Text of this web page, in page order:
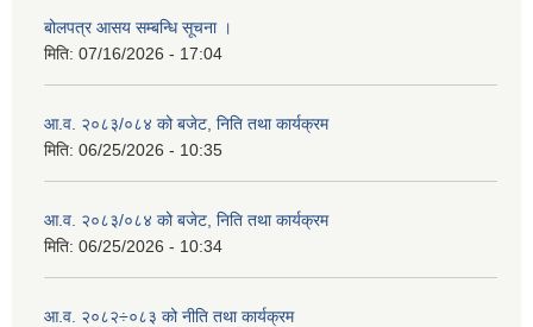
बोलपत्र आसय सम्बन्धि सूचना ।
मिति: 07/16/2026 - 17:04
आ.व. २०८३/०८४ को बजेट, निति तथा कार्यक्रम
मिति: 06/25/2026 - 10:35
आ.व. २०८३/०८४ को बजेट, निति तथा कार्यक्रम
मिति: 06/25/2026 - 10:34
आ.व. २०८२÷०८३ को नीति तथा कार्यक्रम